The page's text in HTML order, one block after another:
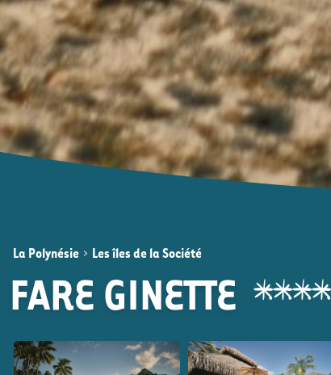
La Polynésie > Les îles de la Société
FARE GINETTE